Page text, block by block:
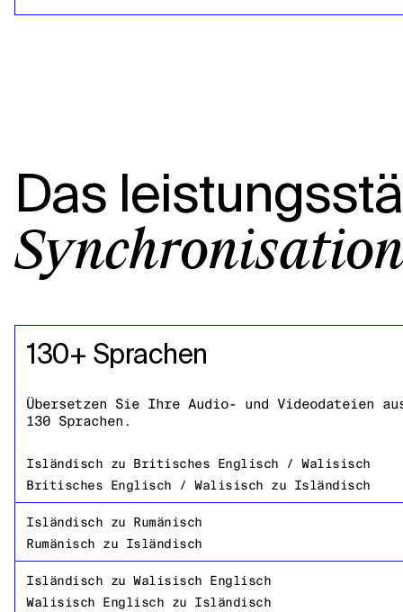
Das
130+ Sprachen
Übersetzen Sie Ihre Audio- und Videodateien
130 Sprachen.
Isländisch zu Britisches Englisch / Walisisch
Britisches Englisch / Walisisch zu Isländisch
Isländisch zu Rumänisch
Rumänisch zu Isländisch
Isländisch zu Walisisch Englisch
Walisisch Englisch zu Isländisch